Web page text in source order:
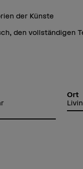
der Künste
den vollständigen
Ort